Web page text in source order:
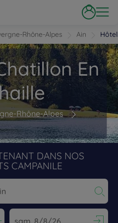
Rhône-Alpes Ain
En
Rhône-Alpes
DANS NOS
CAMPANILE